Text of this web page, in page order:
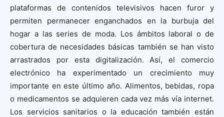
plataformas de contenidos televisivos hacen furor y
permiten permanecer enganchados en la burbuja del
hogar a las series de moda. Los ámbitos laboral o de
cobertura de necesidades básicas también se han visto
arrastrados por esta digitalización. Así, el comercio
electrónico ha experimentado un crecimiento muy
importante en este último año. Alimentos, bebidas, ropa
o medicamentos se adquieren cada vez más vía internet.
Los servicios sanitarios o la educación también están